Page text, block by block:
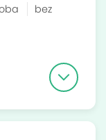
bez